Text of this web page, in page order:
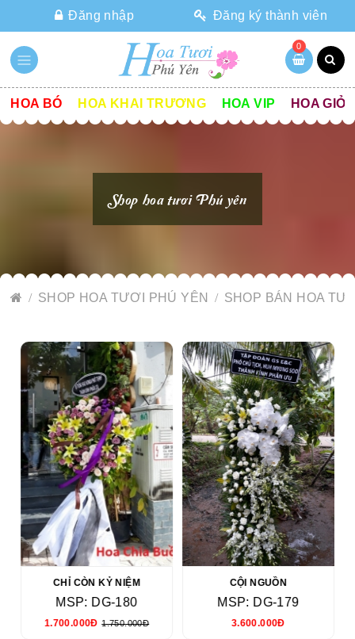
Đăng nhập Đăng ký thành viên
0
HOA BÓ HOA KHAI TRƯƠNG HOA VIP HOA GIỎ
Shop hoa tươi Phú yên
SHOP HOA TƯƠI PHÚ YÊN SHOP BÁN HOA
CHỈ CÒN KỶ NIỆM
MSP: DG-180
1.700.000Đ 1.750.000Đ
CỘI NGUỒN
MSP: DG-179
3.600.000Đ